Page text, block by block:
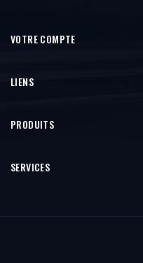
VOTRE COMPTE
LIENS
PRODUITS
SERVICES